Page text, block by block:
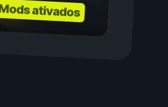
ativados